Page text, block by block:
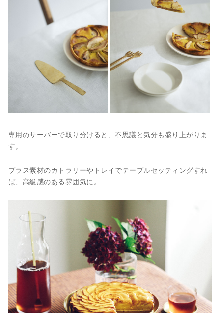
専用のサーバーで取り分けると、不思議と気分も盛り上がりま
す。
ブラス素材のカトラリーやトレイでテーブルセッティングすれ
ば、高級感のある雰囲気に。